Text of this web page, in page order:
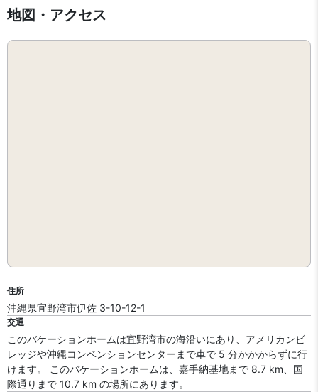
地図・アクセス
住所
沖縄県宜野湾市伊佐 3-10-12-1
交通
このバケーションホームは宜野湾市の海沿いにあり、アメリカンビ
レッジや沖縄コンベンションセンターまで車で 5 分かかからずに行
けます。 このバケーションホームは、嘉手納基地まで 8.7 km、国
際通りまで 10.7 km の場所にあります。